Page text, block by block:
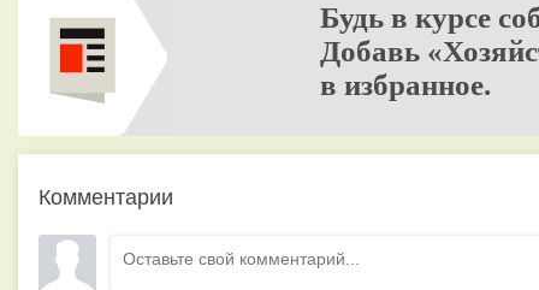
Будь в курсе
Добавь
в избранное.
Комментарии